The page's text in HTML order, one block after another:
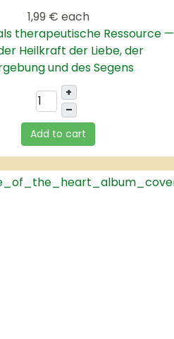
1,99 € each
therapeutische Ressource —
Heilkraft der Liebe, der
und des Segens
+
–
Add to cart